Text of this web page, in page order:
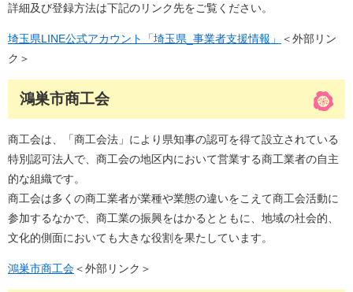
詳細及び登録方法は下記のリンク先をご覧ください。
埼玉県LINE公式アカウント「埼玉県_事業者支援情報」
＜外部リン
ク＞
鴻巣市商工会
商工会は、「商工会法」により県知事の認可を得て設立されている
特別認可法人で、商工会の地区内において営業する商工業者の自主
的な組織です。
商工会は多くの商工業者が業種や業態の違いをこえて商工会活動に
参加するなかで、商工業の振興をはかるとともに、地域の社会的、
文化的側面においても大きな役割を果たしています。
鴻巣市商工会＜外部リンク＞